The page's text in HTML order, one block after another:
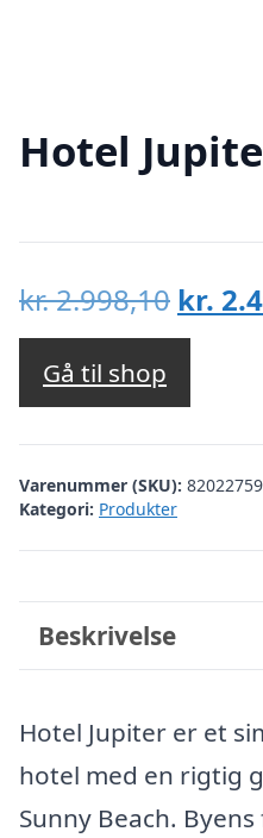
Hotel
kr.2.998,10 Den
var:
kr.
kr.
Gå til shop
Varenummer (SKU):
Kategori: Produkter
Beskrivelse
Hotel Jupiter er et
hotel med en rigtig
Sunny Beach.